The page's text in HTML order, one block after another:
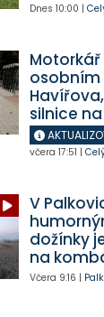
Dnes 10:00 |
Motorkář
osobním
silnice
včera 17:51 |
V
dožínky
na
Včera 9:16 |